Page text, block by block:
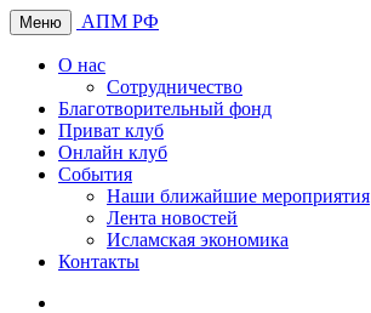
Меню АПМ РФ
О нас
Сотрудничество
Благотворительный фонд
Приват клуб
Онлайн клуб
События
Наши ближайшие мероприятия
Лента новостей
Исламская экономика
Контакты